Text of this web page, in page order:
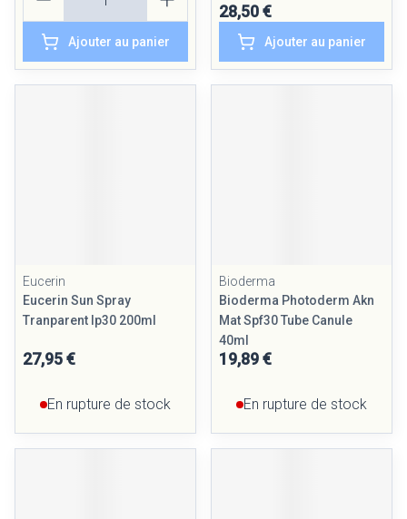
Ajouter au panier
28,50 €
Ajouter au panier
Eucerin
Eucerin Sun Spray
Tranparent Ip30 200ml
27,95 €
En rupture de stock
Bioderma
Bioderma Photoderm Akn
Mat Spf30 Tube Canule
40ml
19,89 €
En rupture de stock